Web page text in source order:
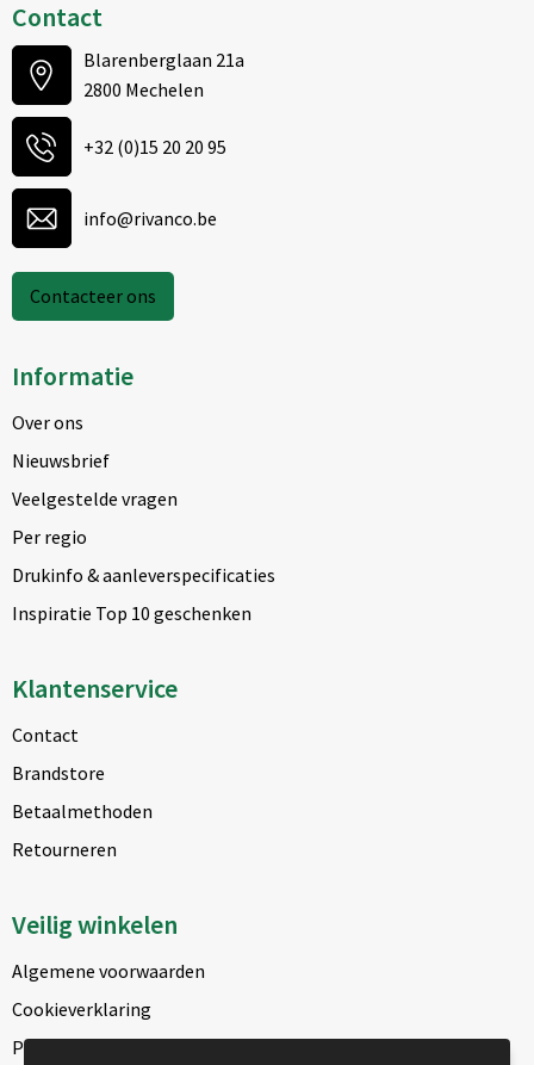
Contact
Blarenberglaan 21a
2800 Mechelen
+32 (0)15 20 20 95
info@rivanco.be
Contacteer ons
Informatie
Over ons
Nieuwsbrief
Veelgestelde vragen
Per regio
Drukinfo & aanleverspecificaties
Inspiratie Top 10 geschenken
Klantenservice
Contact
Brandstore
Betaalmethoden
Retourneren
Veilig winkelen
Algemene voorwaarden
Cookieverklaring
Privacyverklaring